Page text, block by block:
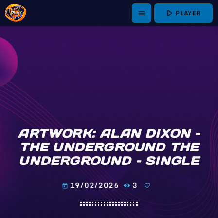
menu play_arrow PLAYER
ARTWORK: ALAN DIXON –
THE UNDERGROUND THE
UNDERGROUND – SINGLE
today 19/02/2026 3